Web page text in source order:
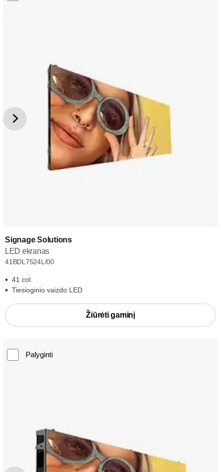
Signage Solutions
LED ekranas
41BDL7524L/00
41 col.
Tiesioginio vaizdo LED
Žiūrėti gaminį
Palyginti